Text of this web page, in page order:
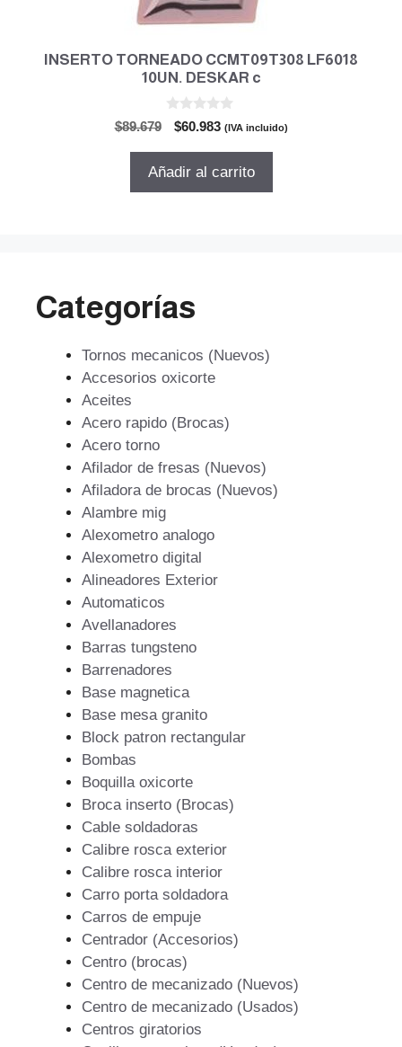
INSERTO TORNEADO CCMT09T308 LF6018
10UN. DESKAR c
$89.679
El
original
$60.983El
actual
(IVA incluido)
Añadir al carrito
Categorías
Tornos mecanicos (Nuevos)
Accesorios oxicorte
Aceites
Acero rapido (Brocas)
Acero torno
Afilador de fresas (Nuevos)
Afiladora de brocas (Nuevos)
Alambre mig
Alexometro analogo
Alexometro digital
Alineadores Exterior
Automaticos
Avellanadores
Barras tungsteno
Barrenadores
Base magnetica
Base mesa granito
Block patron rectangular
Bombas
Boquilla oxicorte
Broca inserto (Brocas)
Cable soldadoras
Calibre rosca exterior
Calibre rosca interior
Carro porta soldadora
Carros de empuje
Centrador (Accesorios)
Centro (brocas)
Centro de mecanizado (Nuevos)
Centro de mecanizado (Usados)
Centros giratorios